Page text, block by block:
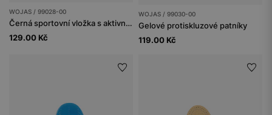
WOJAS / 99028-00
Černá sportovní vložka s aktivním uhlím
129.00 Kč
WOJAS / 99030-00
Gelové protiskluzové patníky
119.00 Kč